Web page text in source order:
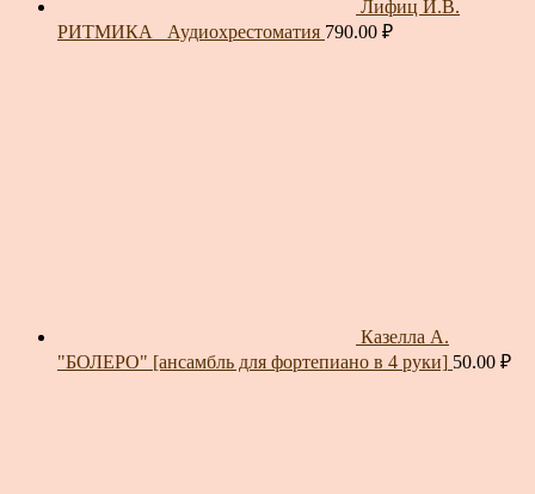
Лифиц И.В.
РИТМИКА_ Аудиохрестоматия 790.00 ₽
Казелла А.
"БОЛЕРО" [ансамбль для фортепиано в 4 руки] 50.00 ₽